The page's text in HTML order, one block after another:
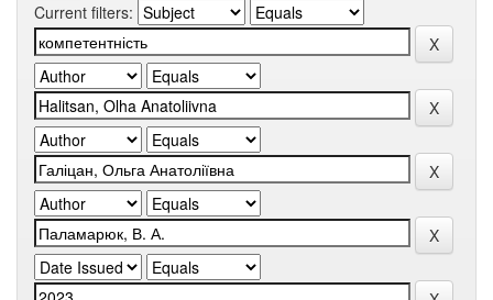
Current filters: